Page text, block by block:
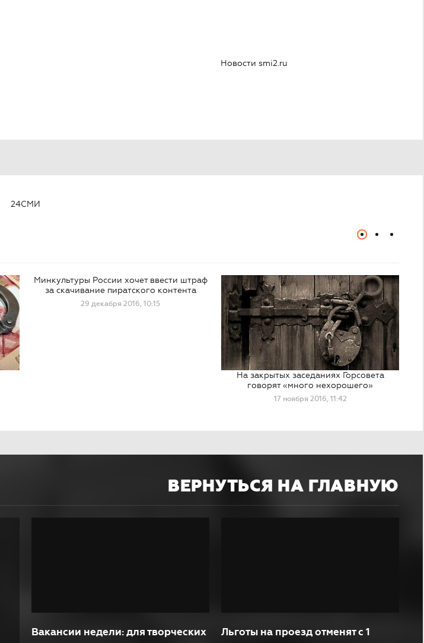
Новости smi2.ru
24СМИ
Минкультуры России хочет ввести штраф
за скачивание пиратского контента
29 декабря 2016, 10:15
На закрытых заседаниях Горсовета
говорят «много нехорошего»
17 ноября 2016, 11:42
ВЕРНУТЬСЯ НА ГЛАВНУЮ
Вакансии недели: для творческих
Льготы на проезд отменят с 1